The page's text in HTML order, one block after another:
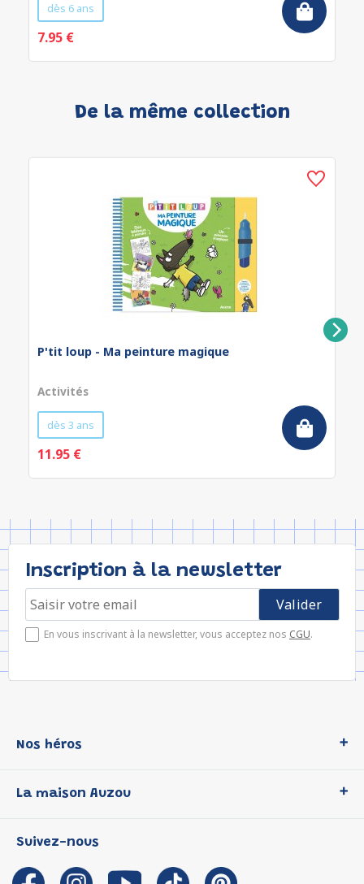
dès 6 ans
7.95 €
De la même collection
P'tit loup - Ma peinture magique
Activités
dès 3 ans
11.95 €
Inscription à la newsletter
En vous inscrivant à la newsletter, vous acceptez nos CGU.
Nos héros
P'tit Loup
Les Influenceuses
Migali
La maison Auzou
Notre histoire
Auzou s'engage
Suivez-nous